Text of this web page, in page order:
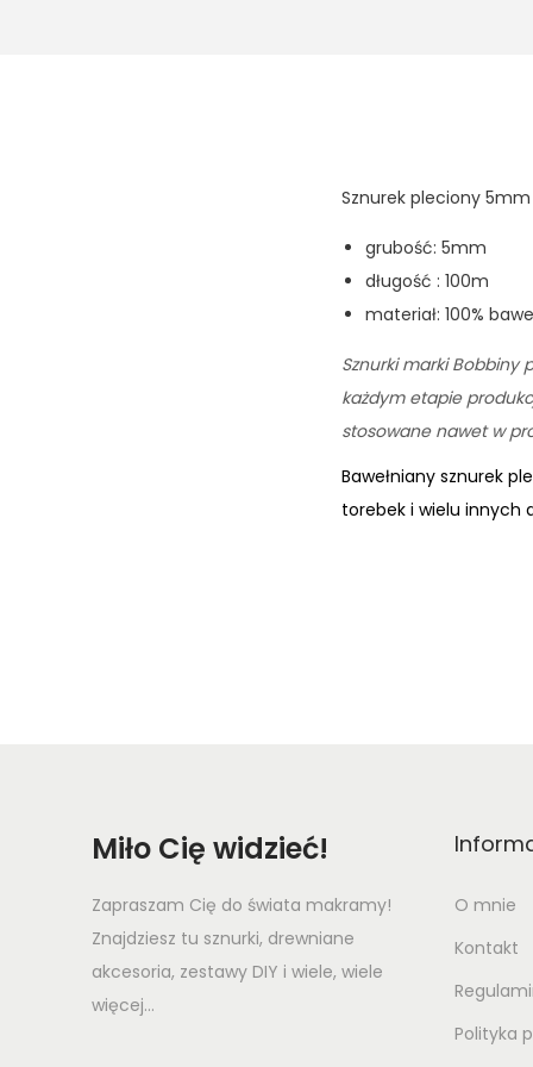
Sznurek pleciony 5mm
grubość: 5mm
długość : 100m
materiał: 100%
Sznurki marki Bobbiny
każdym etapie
stosowane nawet w
Bawełniany sznurek
torebek i wielu innych
Miło Cię widzieć!
Zapraszam Cię do świata makramy!
Znajdziesz tu sznurki, drewniane
akcesoria, zestawy DIY i wiele, wiele
więcej...
O mnie
Kontakt
Polityka